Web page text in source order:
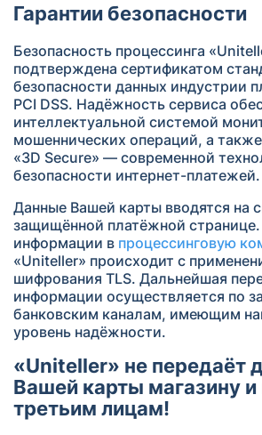
Гарантии безопасности
Безопасность процессинга
подтверждена сертификатом
безопасности данных индустрии
PCI DSS. Надёжность сервиса
интеллектуальной системой
мошеннических операций, а
«3D Secure» — современной
безопасности интернет-платежей.
Данные Вашей карты вводятся на
защищённой платёжной
информации в процессинговую
«Uniteller» происходит с
шифрования TLS. Дальнейшая
информации осуществляется по
банковским каналам, имеющим
уровень надёжности.
«Uniteller» не передаёт
Вашей карты магазину
третьим лицам!